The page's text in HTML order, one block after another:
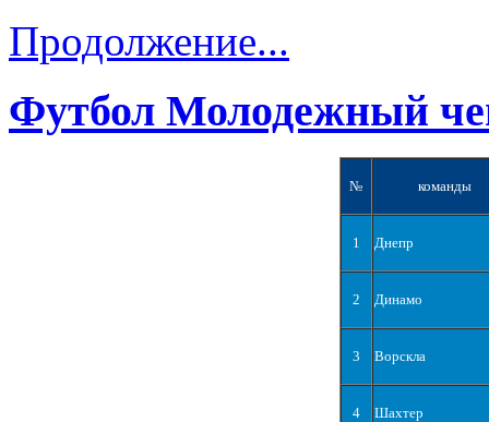
Продолжение...
Футбол Молодежный
№ команды
1 Днепр
2 Динамо
3 Ворскла
4 Шахтер